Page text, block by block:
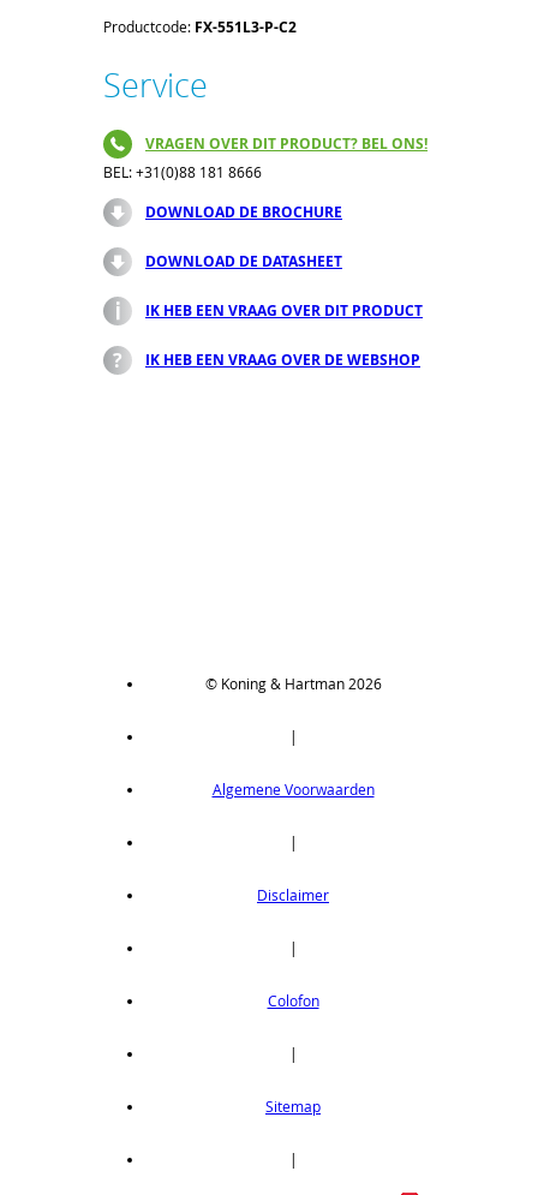
Productcode: FX-551L3-P-C2
Service
VRAGEN OVER DIT PRODUCT? BEL ONS!
BEL: +31(0)88 181 8666
DOWNLOAD DE BROCHURE
DOWNLOAD DE DATASHEET
IK HEB EEN VRAAG OVER DIT PRODUCT
IK HEB EEN VRAAG OVER DE WEBSHOP
© Koning & Hartman 2026
|
Algemene Voorwaarden
|
Disclaimer
|
Colofon
|
Sitemap
|